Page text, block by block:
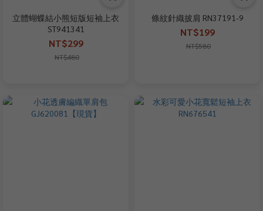
立體蝴蝶結小熊短版短袖上衣
ST941341
NT$299
NT$480
條紋針織披肩 RN37191-9
NT$199
NT$580